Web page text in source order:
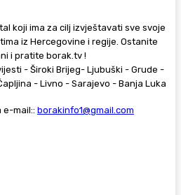
koji ima za cilj izvještavati sve svoje
iz Hercegovine i regije. Ostanite
i pratite borak.tv !
- Široki Brijeg- Ljubuški - Grude -
- Livno - Sarajevo - Banja Luka
e-mail:: borakinfo1@gmail.com